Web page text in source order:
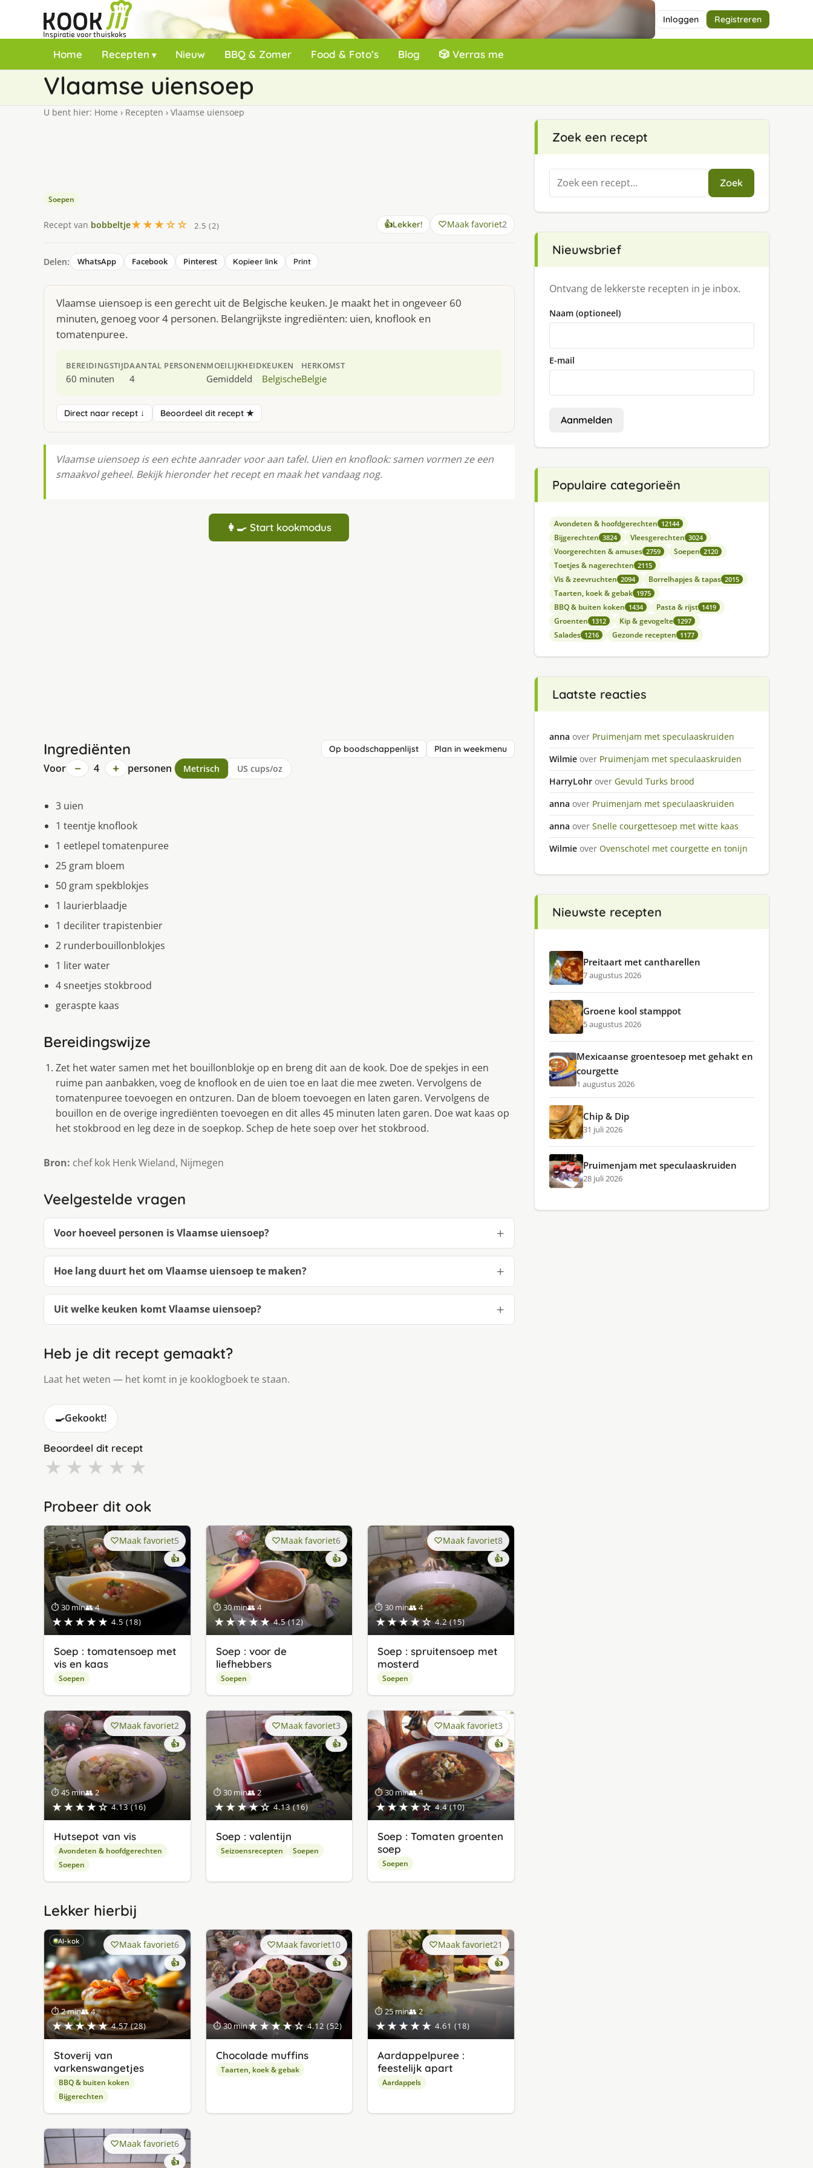
Inloggen Registreren
Home Recepten Nieuw BBQ & Zomer Food & Foto’s Blog 🎲 Verras me
Vlaamse uiensoep
U bent hier: Home › Recepten › Vlaamse uiensoep
Soepen
Recept van bobbeltje★★★☆☆ 2.5 (2) 👍Lekker! Maak favoriet2
Delen: WhatsApp Facebook Pinterest Kopieer link Print
Vlaamse uiensoep is een gerecht uit de Belgische keuken. Je maakt het in ongeveer 60
minuten, genoeg voor 4 personen. Belangrijkste ingrediënten: uien, knoflook en
tomatenpuree.
BEREIDINGSTIJD
60 minuten
AANTAL PERSONEN
4
MOEILIJKHEID
Gemiddeld
KEUKEN
Belgische
HERKOMST
Belgie
Direct naar recept ↓ Beoordeel dit recept ★
Vlaamse uiensoep is een echte aanrader voor aan tafel. Uien en knoflook: samen vormen ze een
smaakvol geheel. Bekijk hieronder het recept en maak het vandaag nog.
👩‍🍳 Start kookmodus
Ingrediënten Op boodschappenlijst Plan in weekmenu
Voor − 4 + personen Metrisch US cups/oz
3 uien
1 teentje knoflook
1 eetlepel tomatenpuree
25 gram bloem
50 gram spekblokjes
1 laurierblaadje
1 deciliter trapistenbier
2 runderbouillonblokjes
1 liter water
4 sneetjes stokbrood
geraspte kaas
Bereidingswijze
Zet het water samen met het bouillonblokje op en breng dit aan de kook. Doe de spekjes in een
ruime pan aanbakken, voeg de knoflook en de uien toe en laat die mee zweten. Vervolgens de
tomatenpuree toevoegen en ontzuren. Dan de bloem toevoegen en laten garen. Vervolgens de
bouillon en de overige ingrediënten toevoegen en dit alles 45 minuten laten garen. Doe wat kaas op
het stokbrood en leg deze in de soepkop. Schep de hete soep over het stokbrood.
Bron: chef kok Henk Wieland, Nijmegen
Veelgestelde vragen
Voor hoeveel personen is Vlaamse uiensoep?
Hoe lang duurt het om Vlaamse uiensoep te maken?
Uit welke keuken komt Vlaamse uiensoep?
Heb je dit recept gemaakt?
Laat het weten — het komt in je kooklogboek te staan.
🍳Gekookt!
Beoordeel dit recept
★ ★ ★ ★ ★
Probeer dit ook
⏱ 30 min👥 4
★★★★★ 4.5 (18)
Maak favoriet5
👍
Soep : tomatensoep met
vis en kaas
Soepen
⏱ 30 min👥 4
★★★★★ 4.5 (12)
Maak favoriet6
👍
Soep : voor de
liefhebbers
Soepen
⏱ 30 min👥 4
★★★★☆ 4.2 (15)
Maak favoriet8
👍
Soep : spruitensoep met
mosterd
Soepen
⏱ 45 min👥 2
★★★★☆ 4.13 (16)
Maak favoriet2
👍
Hutsepot van vis
Avondeten & hoofdgerechten
Soepen
⏱ 30 min👥 2
★★★★☆ 4.13 (16)
Maak favoriet3
👍
Soep : valentijn
Seizoensrecepten Soepen
⏱ 30 min👥 4
★★★★☆ 4.4 (10)
Maak favoriet3
👍
Soep : Tomaten groenten
soep
Soepen
Lekker hierbij
AI-kok
⏱ 2 min👥 4
★★★★★ 4.57 (28)
Maak favoriet6
👍
Stoverij van
varkenswangetjes
BBQ & buiten koken
Bijgerechten
⏱ 30 min★★★★☆ 4.12 (52)
Maak favoriet10
👍
Chocolade muffins
Taarten, koek & gebak
⏱ 25 min👥 2
★★★★★ 4.61 (18)
Maak favoriet21
👍
Aardappelpuree :
feestelijk apart
Aardappels
Maak favoriet6
👍
Zoek een recept
Zoeken
naar:
Zoek
Nieuwsbrief
Ontvang de lekkerste recepten in je inbox.
Naam (optioneel)
E-mail
Aanmelden
Populaire categorieën
Avondeten & hoofdgerechten 12144
Bijgerechten 3824 Vleesgerechten 3024
Voorgerechten & amuses 2759 Soepen 2120
Toetjes & nagerechten 2115
Vis & zeevruchten 2094 Borrelhapjes & tapas 2015
Taarten, koek & gebak 1975
BBQ & buiten koken 1434 Pasta & rijst 1419
Groenten 1312 Kip & gevogelte 1297
Salades 1216 Gezonde recepten 1177
Laatste reacties
anna over Pruimenjam met speculaaskruiden
Wilmie over Pruimenjam met speculaaskruiden
HarryLohr over Gevuld Turks brood
anna over Pruimenjam met speculaaskruiden
anna over Snelle courgettesoep met witte kaas
Wilmie over Ovenschotel met courgette en tonijn
Nieuwste recepten
Preitaart met cantharellen
7 augustus 2026
Groene kool stamppot
5 augustus 2026
Mexicaanse groentesoep met gehakt en
courgette
1 augustus 2026
Chip & Dip
31 juli 2026
Pruimenjam met speculaaskruiden
28 juli 2026